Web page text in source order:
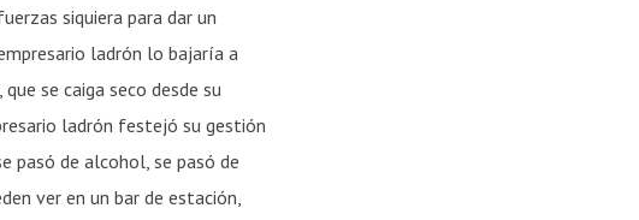
siquiera para dar un
ladrón lo bajaría a
se caiga seco desde su
ladrón festejó su gestión
pasó de alcohol, se pasó de
ver en un bar de estación,